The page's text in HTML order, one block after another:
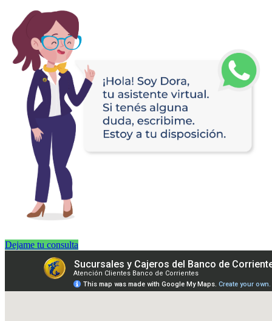
Dejame tu consulta